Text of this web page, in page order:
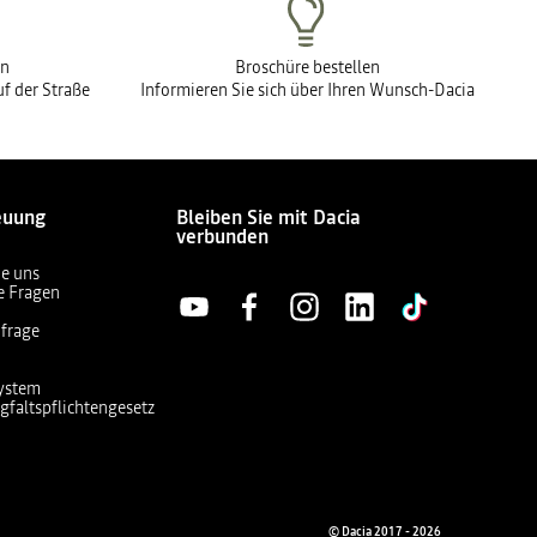
der Straße
Broschüre bestellen
Informieren Sie sich über Ihren Wunsch-Dacia
uns
Fragen
Bleiben Sie mit Dacia
verbunden
© Dacia 2017 - 2026